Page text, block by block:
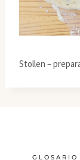
Stollen –